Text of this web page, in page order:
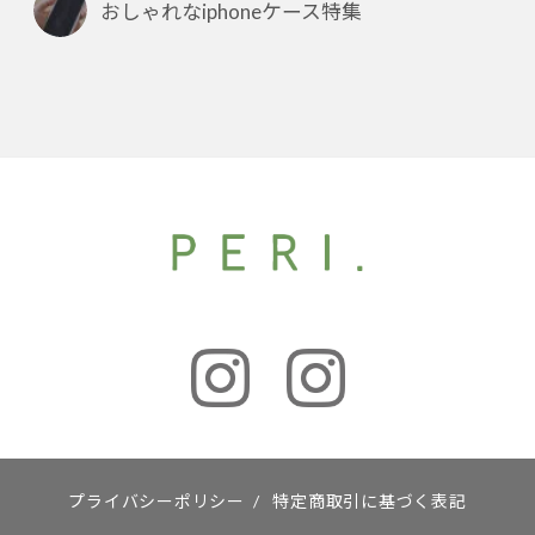
おしゃれなiphoneケース特集
プライバシーポリシー / 特定商取引に基づく表記